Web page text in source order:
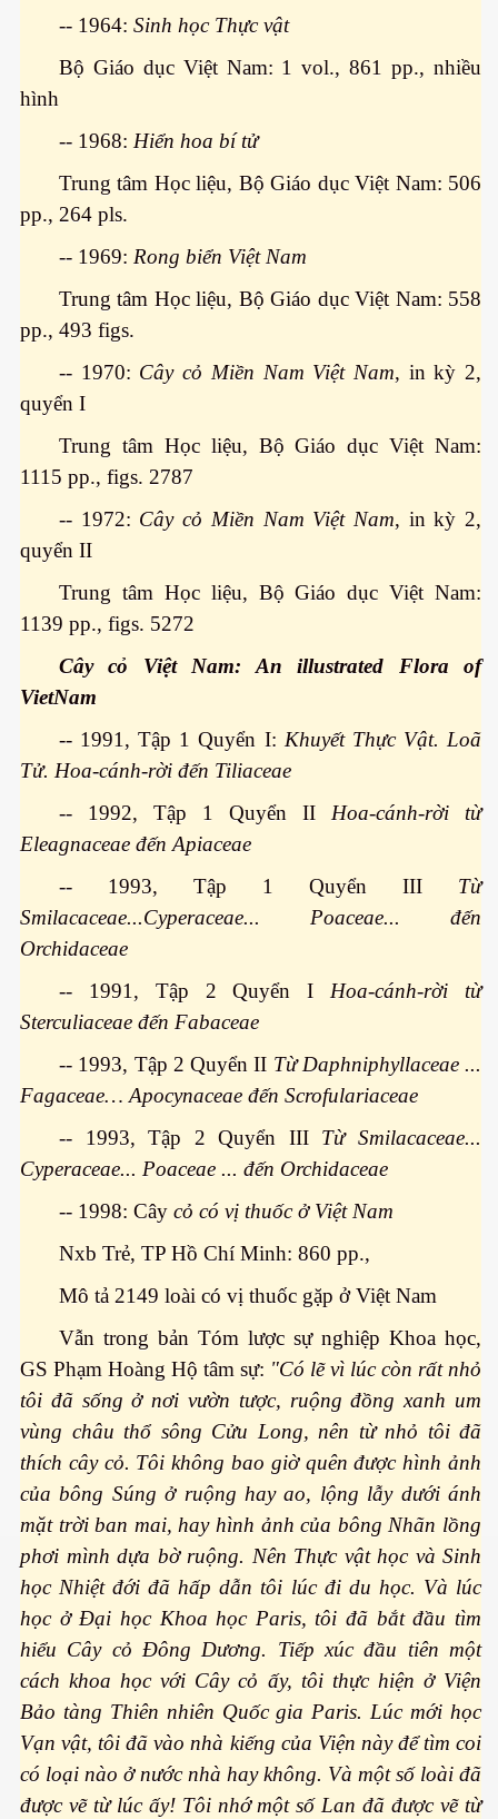
-- 1964: Sinh học Thực vật
Bộ Giáo dục Việt Nam: 1 vol., 861 pp., nhiều
hình
-- 1968: Hiển hoa bí tử
Trung tâm Học liệu, Bộ Giáo dục Việt Nam: 506
pp., 264 pls.
-- 1969: Rong biển Việt Nam
Trung tâm Học liệu, Bộ Giáo dục Việt Nam: 558
pp., 493 figs.
-- 1970: Cây cỏ Miền Nam Việt Nam, in kỳ 2,
quyển I
Trung tâm Học liệu, Bộ Giáo dục Việt Nam:
1115 pp., figs. 2787
-- 1972: Cây cỏ Miền Nam Việt Nam, in kỳ 2,
quyển II
Trung tâm Học liệu, Bộ Giáo dục Việt Nam:
1139 pp., figs. 5272
Cây cỏ Việt Nam: An illustrated Flora of
VietNam
-- 1991, Tập 1 Quyển I: Khuyết Thực Vật. Loã
Tử. Hoa-cánh-rời đến Tiliaceae
-- 1992, Tập 1 Quyển II Hoa-cánh-rời từ
Eleagnaceae đến Apiaceae
-- 1993, Tập 1 Quyển III Từ
Smilacaceae...Cyperaceae... Poaceae... đến
Orchidaceae
-- 1991, Tập 2 Quyển IHoa-cánh-rời từ
Sterculiaceae đến Fabaceae
-- 1993, Tập 2 Quyển II Từ Daphniphyllaceae ...
Fagaceae… Apocynaceae đến Scrofulariaceae
-- 1993, Tập 2 Quyển III Từ Smilacaceae...
Cyperaceae... Poaceae ... đến Orchidaceae
-- 1998: Cây cỏ có vị thuốc ở Việt Nam
Nxb Trẻ, TP Hồ Chí Minh: 860 pp.,
Mô tả 2149 loài có vị thuốc gặp ở Việt Nam
Vẫn trong bản Tóm lược sự nghiệp Khoa học,
GS Phạm Hoàng Hộ tâm sự: "Có lẽ vì lúc còn rất nhỏ
tôi đã sống ở nơi vườn tược, ruộng đồng xanh um
vùng châu thổ sông Cửu Long, nên từ nhỏ tôi đã
thích cây cỏ. Tôi không bao giờ quên được hình ảnh
của bông Súng ở ruộng hay ao, lộng lẫy dưới ánh
mặt trời ban mai, hay hình ảnh của bông Nhãn lồng
phơi mình dựa bờ ruộng. Nên Thực vật học và Sinh
học Nhiệt đới đã hấp dẫn tôi lúc đi du học. Và lúc
học ở Đại học Khoa học Paris, tôi đã bắt đầu tìm
hiểu Cây cỏ Đông Dương. Tiếp xúc đầu tiên một
cách khoa học với Cây cỏ ấy, tôi thực hiện ở Viện
Bảo tàng Thiên nhiên Quốc gia Paris. Lúc mới học
Vạn vật, tôi đã vào nhà kiếng của Viện này để tìm coi
có loại nào ở nước nhà hay không. Và một số loài đã
được vẽ từ lúc ấy! Tôi nhớ một số Lan đã được vẽ từ
- P2
BBQ
Dương
áp
Listeria
gì?
ngọt